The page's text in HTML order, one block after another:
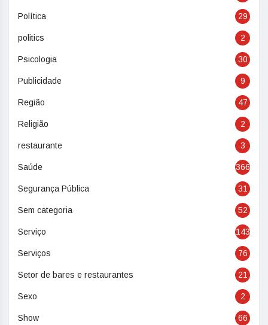
Política 29
politics 2
Psicologia 30
Publicidade 9
Região 47
Religião 2
restaurante 3
Saúde 366
Segurança Pública 31
Sem categoria 52
Serviço 143
Serviços 76
Setor de bares e restaurantes 21
Sexo 2
Show 66